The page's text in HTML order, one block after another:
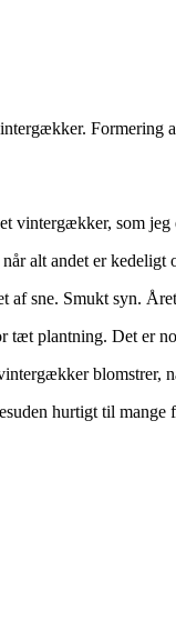
Formering
vintergækker, som
alt andet er
sne. Smukt syn.
plantning. Det er
blomstrer,
hurtigt til